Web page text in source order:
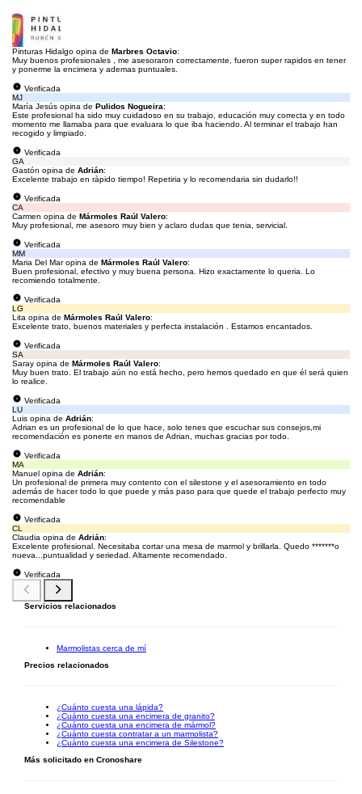
Pinturas Hidalgo opina de Marbres Octavio:
Muy buenos profesionales , me asesoraron correctamente, fueron super rapidos en tener
y ponerme la encimera y ademas puntuales.
Verificada
MJ
María Jesús opina de Pulidos Nogueira:
Este profesional ha sido muy cuidadoso en su trabajo, educación muy correcta y en todo
momento me llamaba para que evaluara lo que iba haciendo. Al terminar el trabajo han
recogido y limpiado.
Verificada
GA
Gastón opina de Adrián:
Excelente trabajo en ràpido tiempo! Repetiria y lo recomendaria sin dudarlo!!
Verificada
CA
Carmen opina de Mármoles Raúl Valero:
Muy profesional, me asesoro muy bien y aclaro dudas que tenia, servicial.
Verificada
MM
Maria Del Mar opina de Mármoles Raúl Valero:
Buen profesional, efectivo y muy buena persona. Hizo exactamente lo queria. Lo
recomiendo totalmente.
Verificada
LG
Lita opina de Mármoles Raúl Valero:
Excelente trato, buenos materiales y perfecta instalación . Estamos encantados.
Verificada
SA
Saray opina de Mármoles Raúl Valero:
Muy buen trato. El trabajo aún no está hecho, pero hemos quedado en que él será quien
lo realice.
Verificada
LU
Luis opina de Adrián:
Adrian es un profesional de lo que hace, solo tenes que escuchar sus consejos,mi
recomendación es ponerte en manos de Adrian, muchas gracias por todo.
Verificada
MA
Manuel opina de Adrián:
Un profesional de primera muy contento con el silestone y el asesoramiento en todo
además de hacer todo lo que puede y más paso para que quede el trabajo perfecto muy
recomendable
Verificada
CL
Claudia opina de Adrián:
Excelente profesional. Necesitaba cortar una mesa de marmol y brillarla. Quedo *******o
nueva...puntualidad y seriedad. Altamente recomendado.
Verificada
Servicios relacionados
Marmolistas cerca de mí
Precios relacionados
¿Cuánto cuesta una lápida?
¿Cuánto cuesta una encimera de granito?
¿Cuánto cuesta una encimera de mármol?
¿Cuánto cuesta contratar a un marmolista?
¿Cuánto cuesta una encimera de Silestone?
Más solicitado en Cronoshare